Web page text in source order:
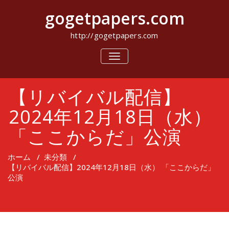
キ
gogetpapers.com
http://gogetpapers.com
ナ
ビ
シ
ョ
ン
を
切
り
替
【リバイバル配信】
2024年12月18日（水）
「ここからだ」公演
ホーム / 未分類 /
【リバイバル配信】2024年12月18日（水） 「ここからだ」
公演